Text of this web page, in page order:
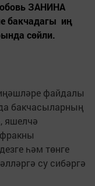
ЗАНИНА
бакчадагы иң
сөйли.
файдалы
бакчасыларның
яшелчә
һәм төнге
су сибәргә